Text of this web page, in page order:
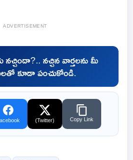
ADVERTISEMENT
నచ్చిన వార్తలను మీ
కూడా పంచుకోండి.
(Twitter) Copy Link